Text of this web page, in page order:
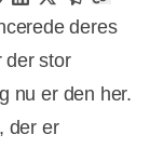
deres
der stor
nu er den her.
der er